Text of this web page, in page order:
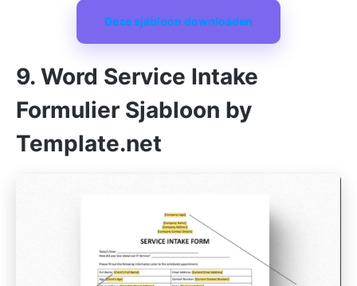
Deze sjabloon downloaden
9. Word Service Intake
Formulier Sjabloon by
Template.net